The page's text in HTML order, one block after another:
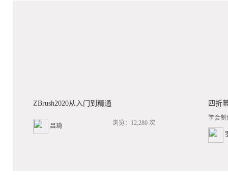
ZBrush2020从入门到精通
吕琦 浏览：12,280 次
四折
学会制